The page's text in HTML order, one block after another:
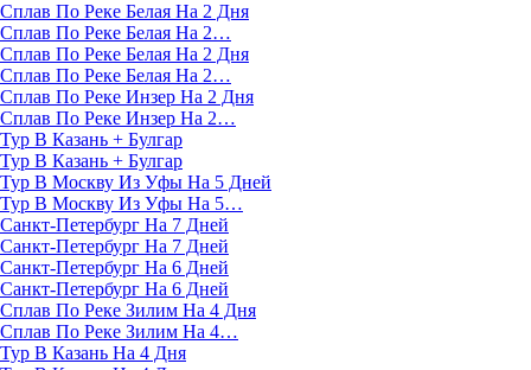
Сплав По Реке Белая На 2 Дня
Сплав По Реке Белая На 2…
Сплав По Реке Белая На 2 Дня
Сплав По Реке Белая На 2…
Сплав По Реке Инзер На 2 Дня
Сплав По Реке Инзер На 2…
Тур В Казань + Булгар
Тур В Казань + Булгар
Тур В Москву Из Уфы На 5 Дней
Тур В Москву Из Уфы На 5…
Санкт-Петербург На 7 Дней
Санкт-Петербург На 7 Дней
Санкт-Петербург На 6 Дней
Санкт-Петербург На 6 Дней
Сплав По Реке Зилим На 4 Дня
Сплав По Реке Зилим На 4…
Тур В Казань На 4 Дня